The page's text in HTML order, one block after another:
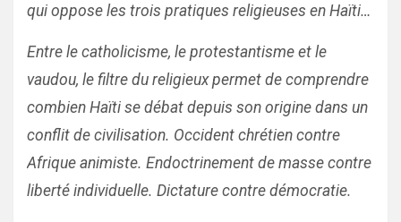
qui oppose les trois pratiques religieuses en Haïti…
Entre le catholicisme, le protestantisme et le
vaudou, le filtre du religieux permet de comprendre
combien Haïti se débat depuis son origine dans un
conflit de civilisation. Occident chrétien contre
Afrique animiste. Endoctrinement de masse contre
liberté individuelle. Dictature contre démocratie.